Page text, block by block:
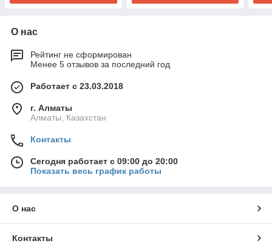
О нас
Рейтинг не сформирован
Менее 5 отзывов за последний год
Работает с 23.03.2018
г. Алматы
Алматы, Казахстан
Контакты
Сегодня работает с 09:00 до 20:00
Показать весь график работы
О нас
Контакты